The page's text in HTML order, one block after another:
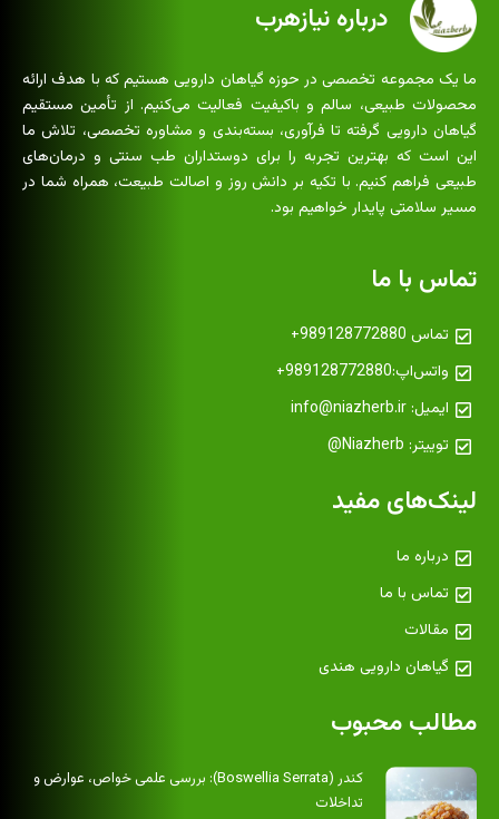
درباره نیازهرب
ما یک مجموعه تخصصی در حوزه گیاهان دارویی هستیم که با هدف ارائه
محصولات طبیعی، سالم و باکیفیت فعالیت می‌کنیم. از تأمین مستقیم
گیاهان دارویی گرفته تا فرآوری، بسته‌بندی و مشاوره تخصصی، تلاش ما
این است که بهترین تجربه را برای دوستداران طب سنتی و درمان‌های
طبیعی فراهم کنیم. با تکیه بر دانش روز و اصالت طبیعت، همراه شما در
مسیر سلامتی پایدار خواهیم بود.
تماس با ما
تماس 989128772880+
واتس‌اپ:989128772880+
ایمیل: info@niazherb.ir
توییتر: Niazherb@
لینک‌های مفید
درباره ما
تماس با ما
مقالات
گیاهان دارویی هندی
مطالب محبوب
کندر (Boswellia Serrata): بررسی علمی خواص، عوارض و
تداخلات